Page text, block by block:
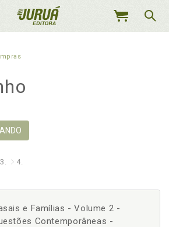
MEU
3. 4.
e Famílias - Volume 2 -
Contemporâneas -